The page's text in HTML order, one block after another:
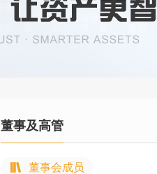
董事及高管
董事会成员